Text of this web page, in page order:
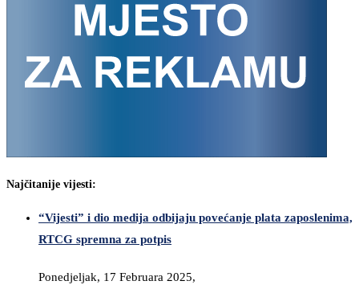
Najčitanije vijesti:
“Vijesti” i dio medija odbijaju povećanje plata zaposlenima,
RTCG spremna za potpis
Ponedjeljak, 17 Februara 2025,